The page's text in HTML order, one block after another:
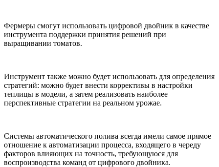
Фермеры смогут использовать цифровой двойник в качестве
инструмента поддержки принятия решений при
выращивании томатов.
Инструмент также можно будет использовать для определения
стратегий: можно будет внести коррективы в настройки
теплицы в модели, а затем реализовать наиболее
перспективные стратегии на реальном урожае.
Системы автоматического полива всегда имели самое прямое
отношение к автоматизации процесса, входящего в череду
факторов влияющих на точность, требующуюся для
воспроизводства команд от цифрового двойника.